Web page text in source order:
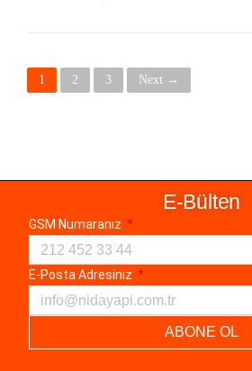
1 2 3 Next →
E-Bülten
GSM Numaranız
E-Posta Adresiniz
ABONE OL